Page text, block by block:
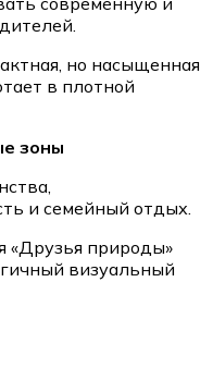
но насыщенная
в плотной
зоны
и семейный отдых.
«Друзья природы»
визуальный